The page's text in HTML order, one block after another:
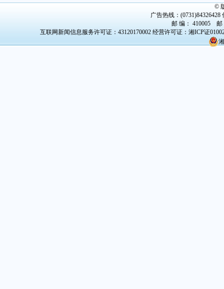
©
广告热线：(0731)84326428
邮 编： 410005 邮
互联网新闻信息服务许可证：43120170002经营许可证：湘ICP证